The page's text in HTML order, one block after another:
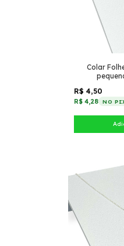
Colar
R$ 4,50
R$ 4,28 NO